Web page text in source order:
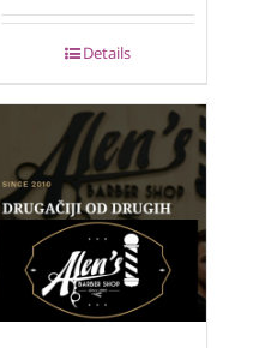
Details